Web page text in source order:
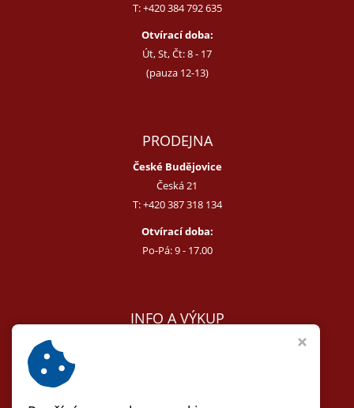
T:+420 384 792 635
Otvírací doba:
Út, St, Čt: 8 - 17
(pauza 12-13)
PRODEJNA
České Budějovice
Česká 21
T:+420 387 318 134
Otvírací doba:
Po-Pá: 9 - 17.00
INFO A VÝKUP